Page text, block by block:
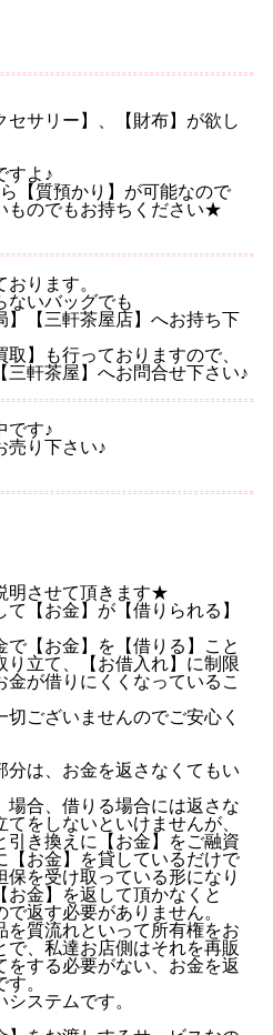
サリー】、【財布】が欲し
すよ♪
【質預かり】が可能なので
ものでもお持ちください★
ります。
ないバッグでも
【三軒茶屋店】へお持ち下
】も行っておりますので、
三軒茶屋】へお問合せ下さい♪
です♪
売り下さい♪
明させて頂きます★
【お金】が【借りられる】
【お金】を【借りる】こと
り立て、【お借入れ】に制限
が借りにくくなっているこ
切ございませんのでご安心く
は、お金を返さなくてもい
合、借りる場合には返さな
をしないといけませんが、
引き換えに【お金】をご融資
【お金】を貸しているだけで
を受け取っている形になり
金】を返して頂かなくと
返す必要がありません。
質流れといって所有権をお
、私達お店側はそれを再販
する必要がない、お金を返
。
ステムです。